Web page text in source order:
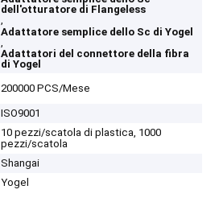
dell'otturatore di Flangeless
,
Adattatore semplice dello Sc di Yogel
,
Adattatori del connettore della fibra
di Yogel
200000 PCS/Mese
ISO9001
10 pezzi/scatola di plastica, 1000
pezzi/scatola
Shangai
Yogel